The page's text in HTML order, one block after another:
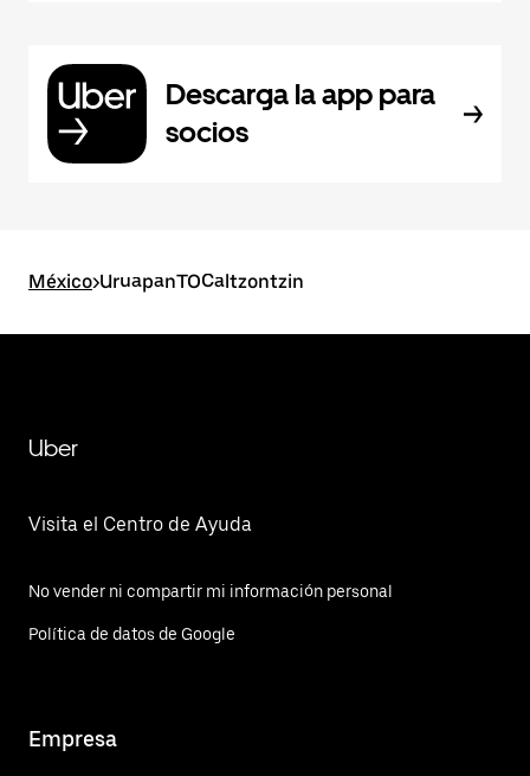
Descarga la app para
socios
México>UruapanTOCaltzontzin
Uber
Visita el Centro de Ayuda
No vender ni compartir mi información personal
Política de datos de Google
Empresa